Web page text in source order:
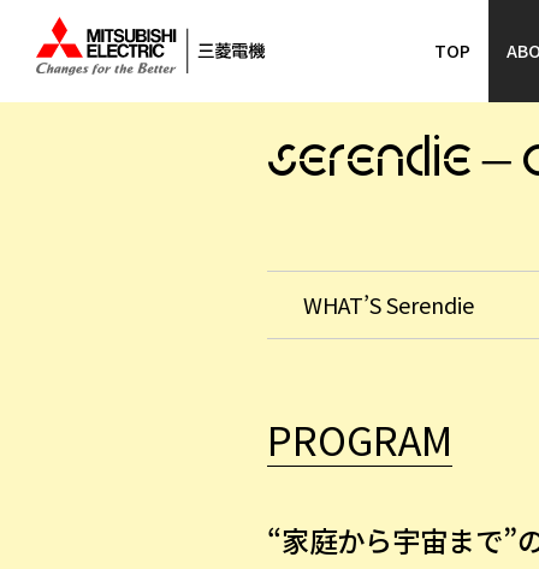
TOP
SERENDIE
WHAT’S Serendie
PROGRAM
“家庭から宇宙まで”